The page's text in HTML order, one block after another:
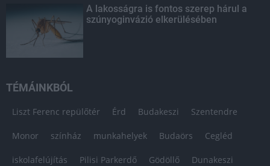
A lakosságra is fontos szerep hárul a
szúnyoginvázió elkerülésében
TÉMÁINKBÓL
Liszt Ferenc repülőtér Érd Budakeszi Szentendre
Monor színház munkahelyek Budaörs Cegléd
iskolafelújítás Pilisi Parkerdő Gödöllő Dunakeszi